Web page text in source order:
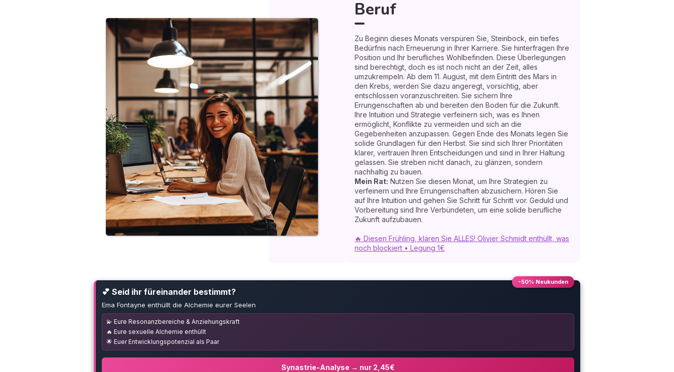
Beruf
Zu Beginn dieses Monats verspüren Sie, Steinbock, ein tiefes
Bedürfnis nach Erneuerung in Ihrer Karriere. Sie hinterfragen Ihre
Position und Ihr berufliches Wohlbefinden. Diese Überlegungen
sind berechtigt, doch es ist noch nicht an der Zeit, alles
umzukrempeln. Ab dem 11. August, mit dem Eintritt des Mars in
den Krebs, werden Sie dazu angeregt, vorsichtig, aber
entschlossen voranzuschreiten. Sie sichern Ihre
Errungenschaften ab und bereiten den Boden für die Zukunft.
Ihre Intuition und Strategie verfeinern sich, was es Ihnen
ermöglicht, Konflikte zu vermeiden und sich an die
Gegebenheiten anzupassen. Gegen Ende des Monats legen Sie
solide Grundlagen für den Herbst. Sie sind sich Ihrer Prioritäten
klarer, vertrauen Ihren Entscheidungen und sind in Ihrer Haltung
gelassen. Sie streben nicht danach, zu glänzen, sondern
nachhaltig zu bauen.
Mein Rat: Nutzen Sie diesen Monat, um Ihre Strategien zu
verfeinern und Ihre Errungenschaften abzusichern. Hören Sie
auf Ihre Intuition und gehen Sie Schritt für Schritt vor. Geduld und
Vorbereitung sind Ihre Verbündeten, um eine solide berufliche
Zukunft aufzubauen.
🔥 Diesen Frühling, klären Sie ALLES! Olivier Schmidt enthüllt, was
noch blockiert • Legung 1€
-50% Neukunden
💕 Seid ihr füreinander bestimmt?
Ema Fontayne enthüllt die Alchemie eurer Seelen
💫 Eure Resonanzbereiche & Anziehungskraft
🔥 Eure sexuelle Alchemie enthüllt
🌟 Euer Entwicklungspotenzial als Paar
Synastrie-Analyse → nur 2,45€